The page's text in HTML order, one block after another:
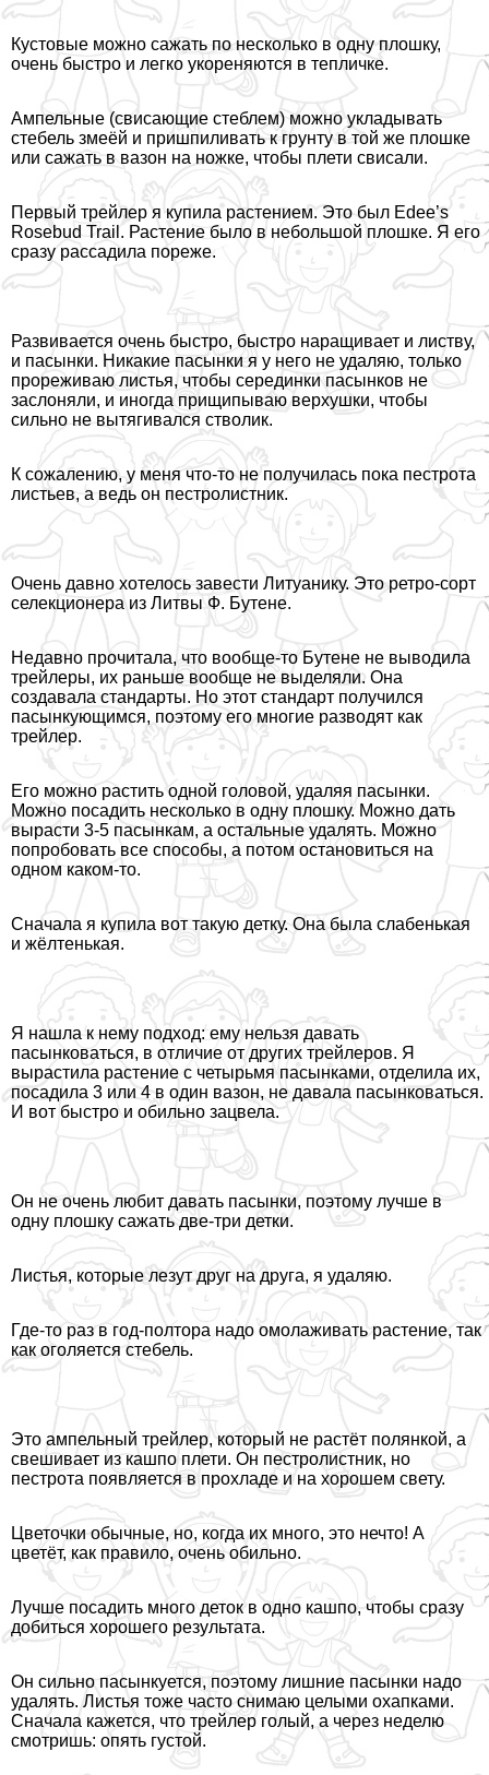
Кустовые можно сажать по несколько в одну плошку,
очень быстро и легко укореняются в тепличке.
Ампельные (свисающие стeблем) можно укладывать
стебель змеёй и пришпиливать к грунту в той же плошке
или сажать в вазон на ножке, чтобы плети свисали.
Первый трейлер я купила растением. Это был Edee’s
Rosebud Trail. Растение было в небольшой плошке. Я его
сразу рассадила пореже.
Развивается очень быстро, быстро наращивает и листву,
и пасынки. Никакие пасынки я у него не удаляю, только
прореживаю листья, чтобы серединки пасынков не
заслоняли, и иногда прищипываю верхушки, чтобы
сильно не вытягивался стволик.
К сожалению, у меня что-то не получилась пока пестрота
листьев, а ведь он пестролистник.
Очень давно хотелось завести Литуанику. Это ретро-сорт
селекционера из Литвы Ф. Бутене.
Недавно прочитала, что вообще-то Бутене не выводила
трейлеры, их раньше вообще не выделяли. Она
создавала стандарты. Но этот стандарт получился
пасынкующимся, поэтому его многие разводят как
трейлер.
Его можно растить одной головой, удаляя пасынки.
Можно посадить несколько в одну плошку. Можно дать
вырасти 3-5 пасынкам, а остальные удалять. Можно
попробовать все способы, а потом остановиться на
одном каком-то.
Сначала я купила вот такую детку. Она была слабенькая
и жёлтенькая.
Я нашла к нему подход: ему нельзя давать
пасынковаться, в отличие от других трейлеров. Я
вырастила растение с четырьмя пасынками, отделила их,
посадила 3 или 4 в один вазон, не давала пасынковаться.
И вот быстро и обильно зацвела.
Он не очень любит давать пасынки, поэтому лучше в
одну плошку сажать две-три детки.
Листья, которые лезут друг на друга, я удаляю.
Где-то раз в год-полтора надо омолаживать растение, так
как оголяется стебель.
Это ампельный трейлер, который не растёт полянкой, а
свешивает из кашпо плети. Он пестролистник, но
пестрота появляется в прохладе и на хорошем свету.
Цветочки обычные, но, когда их много, это нечто! А
цветёт, как правило, очень обильно.
Лучше посадить много деток в одно кашпо, чтобы сразу
добиться хорошего результата.
Он сильно пасынкуется, поэтому лишние пасынки надо
удалять. Листья тоже часто снимаю целыми охапками.
Сначала кажется, что трейлер гoлый, а через неделю
смотришь: опять густой.